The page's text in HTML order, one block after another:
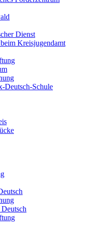
Dienst
Kreisjugendamt
Deutsch-Schule